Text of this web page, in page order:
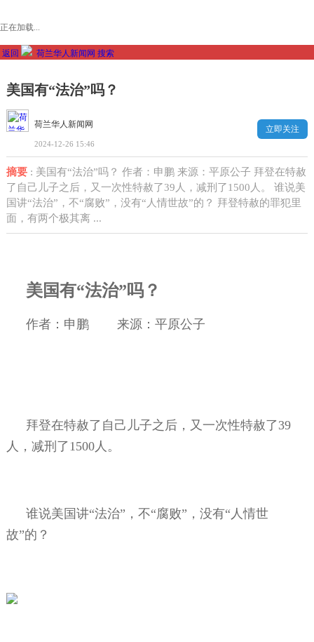
正在加载...
返回 荷兰华人新闻网 搜索
美国有“法治”吗？
荷兰华人新闻网
2024-12-26 15:46
立即关注
摘要: 美国有“法治”吗？ 作者：申鹏 来源：平原公子 拜登在特赦
了自己儿子之后，又一次性特赦了39人，减刑了1500人。 谁说美
国讲“法治”，不“腐败”，没有“人情世故”的？ 拜登特赦的罪犯里
面，有两个极其离 ...
美国有“法治”吗？
作者：申鹏 来源：平原公子
拜登在特赦了自己儿子之后，又一次性特赦了39
人，减刑了 1500人。
谁说美国讲“法治”，不“腐败”，没有“人情世
故”的？